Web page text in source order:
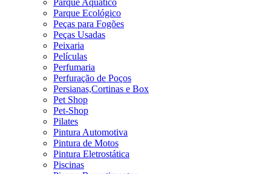
Parque Aquático
Parque Ecológico
Peças para Fogões
Peças Usadas
Peixaria
Películas
Perfumaria
Perfuração de Poços
Persianas,Cortinas e Box
Pet Shop
Pet-Shop
Pilates
Pintura Automotiva
Pintura de Motos
Pintura Eletrostática
Piscinas